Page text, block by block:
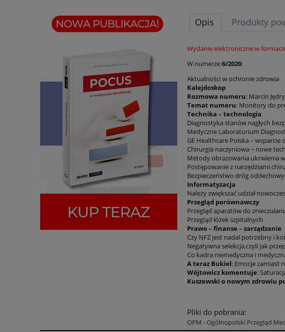
Opis Produkty
Wydanie elektroniczne w
W numerze6/2020:
Aktualności w ochronie zdrowia
Kalejdoskop
Rozmowa numeru: Marcin
Temat numeru: Monitory do
Technika – technologia
Diagnostyka stanów nagłych
Medyczne Laboratorium
GE Healthcare Polska –
Chirurgia naczyniowa − nowe
Metody obrazowania ukrwienia
Postępowanie z narzędziami
Bezpieczeństwo dróg
Informatyzacja
Należy zwiększać udział
Przegląd porównawczy
Przegląd aparatów do
Przegląd łóżek szpitalnych
Prawo – finanse – zarządzanie
Czy NFZ jest nadal potrzebny i
Negatywna selekcja,czyli jak
Co kadra niemedyczna i
A teraz Bukiel: Emocje zamiast
Wójtowicz komentuje:
Kuszewski o nowym zdrowiu
Pliki do pobrania:
OPM - Ogólnopolski Przegląd